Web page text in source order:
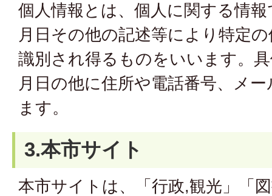
個人情報とは、個人に関する情
月日その他の記述等により特定
識別され得るものをいいます。
月日の他に住所や電話番号、メ
ます。
3.本市サイト
本市サイトは、「行政,観光」「